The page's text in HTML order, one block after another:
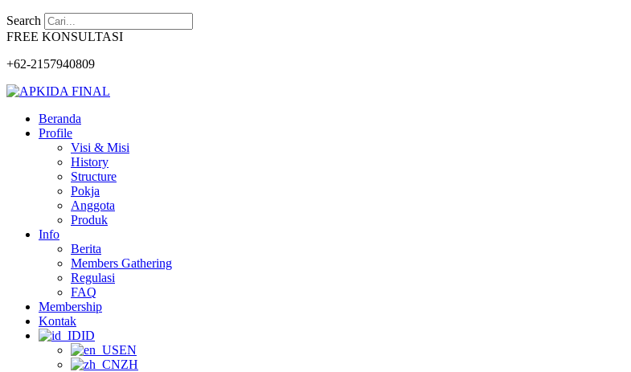
Search
FREE KONSULTASI
+62-2157940809
Beranda
Profile
Visi & Misi
History
Structure
Pokja
Anggota
Produk
Info
Berita
Members Gathering
Regulasi
FAQ
Membership
Kontak
ID
EN
ZH